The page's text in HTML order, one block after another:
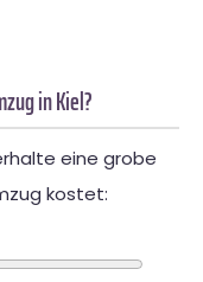
in Kiel?
eine grobe
kostet: